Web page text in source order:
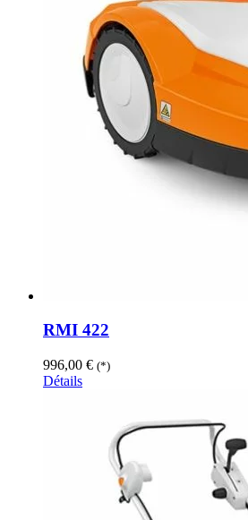
RMI 422
996,00 € (*)
Détails